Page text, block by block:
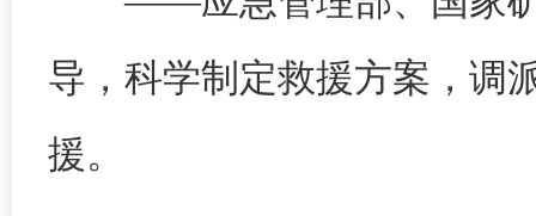
导，科学制定救援方案，调
援。